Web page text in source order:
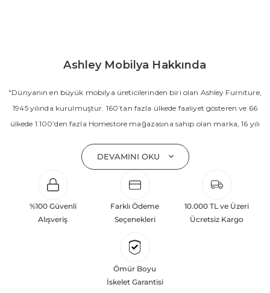
Ashley Mobilya Hakkında
"Dünyanın en büyük mobilya üreticilerinden biri olan Ashley Furniture,
1945 yılında kurulmuştur. 160’tan fazla ülkede faaliyet gösteren ve 66
ülkede 1.100’den fazla Homestore mağazasına sahip olan marka, 16 yılı
yatak odası, oturma odası, yemek odası, home ofis ve ev dekorasyon
aksesuarları dahil olmak üzere 20’den fazla ürün kategorisinde geniş bir
koleksiyon sunmaktadır. Sabit ve hareketli koltuklar, yataklar, bahçe
mobilyaları ve demonte ürün grupları ile ürün yelpazesini sürekli
geliştiren Ashley, güçlü ve verimli global altyapısı sayesinde dünya
başarılarına değil, aynı zamanda gelecekte yaratacağı değerlere
odaklanarak sürekli gelişimi temel yaklaşım olarak benimsemektedir.
Türkiye’deki yatırımları kapsamında, Kayseri Serbest Bölgesi’nde 100
DEVAMINI OKU
%100 Güvenli
Alışveriş
Farklı Ödeme
Seçenekleri
10.000 TL ve Üzeri
Ücretsiz Kargo
Ömür Boyu
İskelet Garantisi